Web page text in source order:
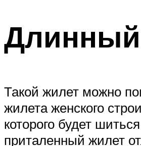
Длинный
Такой жилет можно
жилета женского
которого будет
приталенный жилет